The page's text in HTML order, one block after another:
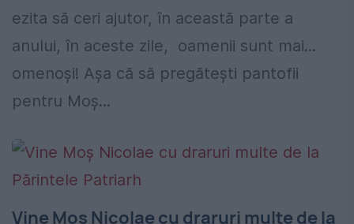
ezita să ceri ajutor, în această parte a
anului, în aceste zile, oamenii sunt mai...
omenoşi! Aşa că să pregăteşti pantofii
pentru Moş...
Vine Moş Nicolae cu draruri multe de la